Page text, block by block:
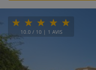
10.0 / 10 | 1 AVIS